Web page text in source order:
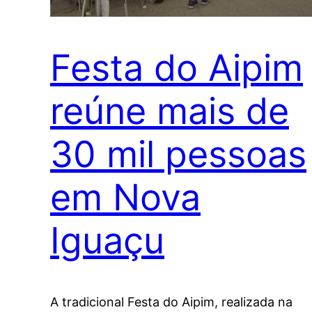
Festa do Aipim
reúne mais de
30 mil pessoas
em Nova
Iguaçu
A tradicional Festa do Aipim, realizada na